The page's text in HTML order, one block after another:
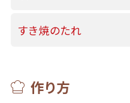
すき焼のたれ
作り方